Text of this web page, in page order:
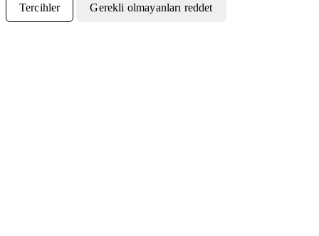
Tercihler Gerekli olmayanları reddet